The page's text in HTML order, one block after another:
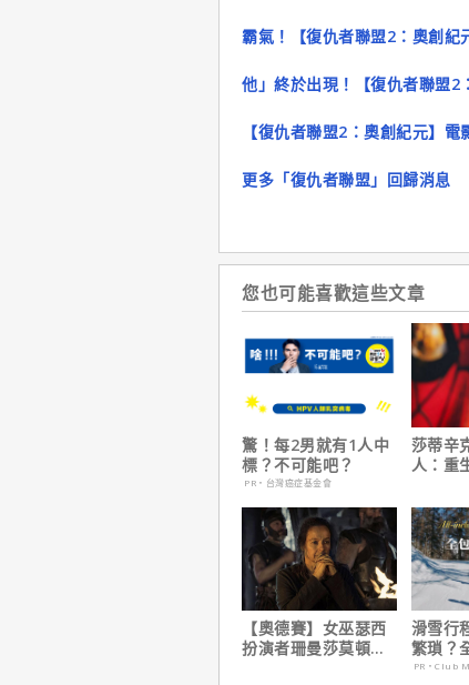
霸氣！【復仇者聯盟2：奧創紀
他」終於出現！【復仇者聯盟2
【復仇者聯盟2：奧創紀元】
更多「復仇者聯盟」回歸消息
您也可能喜歡這些文章
驚！每2男就有1人中
標？不可能吧？
PR・台灣癌症基金會
莎蒂辛
人：重
下伏筆
【奧德賽】女巫瑟西
扮演者珊曼莎莫頓曝
滑雪行
繁瑣？
期：出
PR・Club